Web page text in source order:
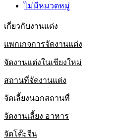
ไม่มีหมวดหมู่
เกี่ยวกับงานแต่ง
แพกเกจการจัดงานแต่ง
จัดงานแต่งในเชียงใหม่
สถานที่จัดงานแต่ง
จัดเลี้ยงนอกสถานที่
จัดงานเลี้ยง อาหาร
จัดโต๊ะจีน